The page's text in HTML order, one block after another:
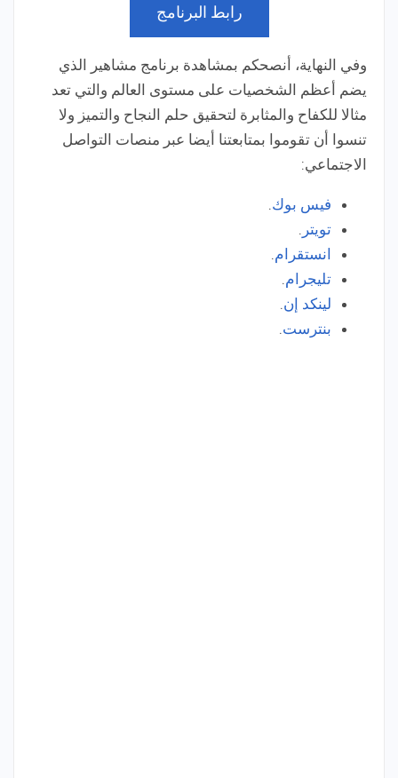
رابط البرنامج
وفي النهاية، أنصحكم بمشاهدة برنامج مشاهير الذي
يضم أعظم الشخصيات على مستوى العالم والتي تعد
مثالا للكفاح والمثابرة لتحقيق حلم النجاح والتميز ولا
تنسوا أن تقوموا بمتابعتنا أيضا عبر منصات التواصل
الاجتماعي:
فيس بوك.
تويتر .
انستقرام.
تليجرام.
لينكد إن.
بنترست.